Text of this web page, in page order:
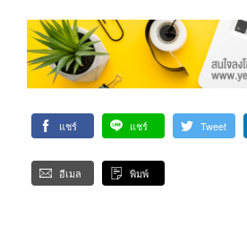
แชร์ แชร์ Tweet
อีเมล พิมพ์